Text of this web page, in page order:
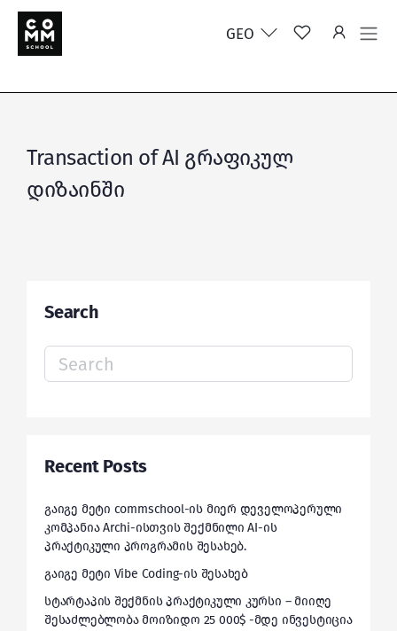
GEO
Transaction of AI გრაფიკულ
დიზაინში
Search
Search
for:
Recent Posts
გაიგე მეტი commschool-ის მიერ დეველოპერული
კომპანია Archi-ისთვის შექმნილი AI-ის
პრაქტიკული პროგრამის შესახებ.
გაიგე მეტი Vibe Coding-ის შესახებ
სტარტაპის შექმნის პრაქტიკული კურსი – მიიღე
შესაძლებლობა მოიზიდო 25 000$ -მდე ინვესტიცია